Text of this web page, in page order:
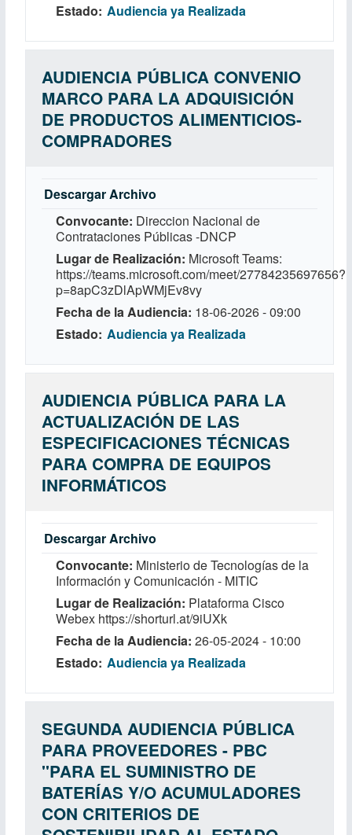
Estado Audiencia ya Realizada
AUDIENCIA PÚBLICA CONVENIO
MARCO PARA LA ADQUISICIÓN
DE PRODUCTOS ALIMENTICIOS-
COMPRADORES
Descargar Archivo
Convocante Direccion Nacional de
Contrataciones Públicas -DNCP
Lugar de Realización Microsoft Teams:
https://teams.microsoft.com/meet/27784235697656?
p=8apC3zDlApWMjEv8vy
Fecha de la Audiencia 18-06-2026 - 09:00
Estado Audiencia ya Realizada
AUDIENCIA PÚBLICA PARA LA
ACTUALIZACIÓN DE LAS
ESPECIFICACIONES TÉCNICAS
PARA COMPRA DE EQUIPOS
INFORMÁTICOS
Descargar Archivo
Convocante Ministerio de Tecnologías de la
Información y Comunicación - MITIC
Lugar de Realización Plataforma Cisco
Webex https://shorturl.at/9iUXk
Fecha de la Audiencia 26-05-2024 - 10:00
Estado Audiencia ya Realizada
SEGUNDA AUDIENCIA PÚBLICA
PARA PROVEEDORES - PBC
''PARA EL SUMINISTRO DE
BATERÍAS Y/O ACUMULADORES
CON CRITERIOS DE